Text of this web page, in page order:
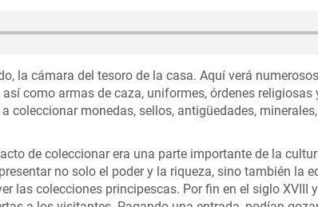
la cámara del tesoro de la casa. Aquí verá
como armas de caza, uniformes, órdenes religiosas
coleccionar monedas, sellos, antigüedades,
de coleccionar era una parte importante de la
no solo el poder y la riqueza, sino también la
las colecciones principescas. Por fin en el siglo XVIII